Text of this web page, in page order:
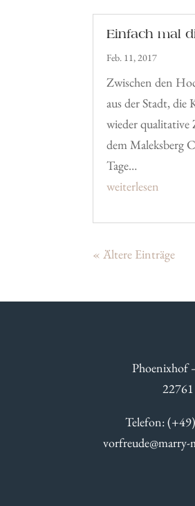
Einfach mal
Feb. 11, 2017
Zwischen den
aus der Stadt,
wieder
dem Maleksberg
Tage…
weiterlesen
« Ältere Einträge
Phoenixhof
Telefon:
vorfreude@marry-